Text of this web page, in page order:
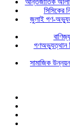
আন্তর্জাতিক
সিসিকের
জুলাই গণ-
গণঅভ্যুত্থান
সামাজিক